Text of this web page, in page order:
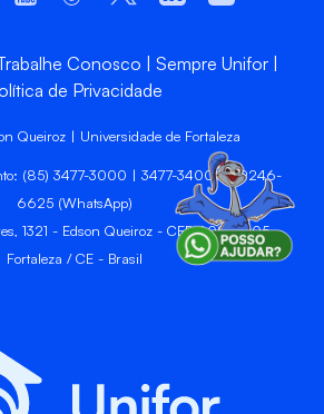
Conosco
Sempre Unifor
de Privacidade
Queiroz | Universidade de Fortaleza
(85) 3477-3000 | 3477-3400 | 99246-
6625 (WhatsApp)
1321 - Edson Queiroz - CEP 60811-905 -
Fortaleza / CE - Brasil